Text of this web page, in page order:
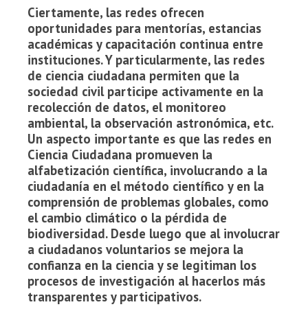
Ciertamente, las redes ofrecen
oportunidades para mentorías, estancias
académicas y capacitación continua entre
instituciones. Y particularmente, las redes
de ciencia ciudadana permiten que la
sociedad civil participe activamente en la
recolección de datos, el monitoreo
ambiental, la observación astronómica, etc.
Un aspecto importante es que las redes en
Ciencia Ciudadana promueven la
alfabetización científica, involucrando a la
ciudadanía en el método científico y en la
comprensión de problemas globales, como
el cambio climático o la pérdida de
biodiversidad. Desde luego que al involucrar
a ciudadanos voluntarios se mejora la
confianza en la ciencia y se legitiman los
procesos de investigación al hacerlos más
transparentes y participativos.